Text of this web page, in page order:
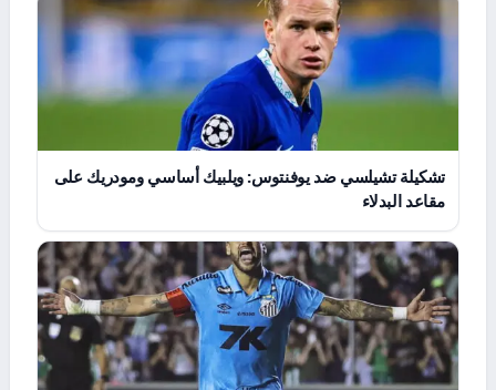
تشكيلة تشيلسي ضد يوفنتوس: ويلبيك أساسي ومودريك على
مقاعد البدلاء